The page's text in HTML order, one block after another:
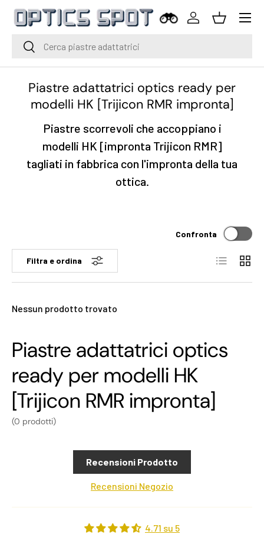
Vai al contenuto
CercaCerca
AccediCestino
Menu
Piastre adattatrici optics ready per
modelli HK [Trijicon RMR impronta]
Piastre scorrevoli che accoppiano i
modelli HK [impronta Trijicon RMR]
tagliati in fabbrica con l'impronta della tua
ottica.
Filtra e ordina
Confronta
ElencoGriglia
Nessun prodotto trovato
Piastre adattatrici optics
ready per modelli HK
[Trijicon RMR impronta]
(0 prodotti)
Recensioni Prodotto
Recensioni Negozio
4.71 su 5